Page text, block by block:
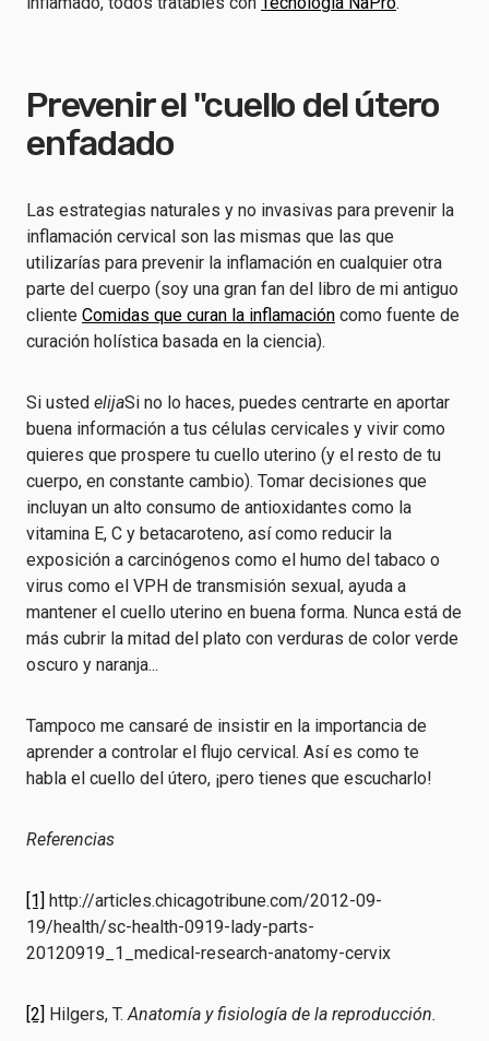
Prevenir el "cuello del útero
enfadado
Las estrategias naturales y no invasivas para prevenir la
inflamación cervical son las mismas que las que
utilizarías para prevenir la inflamación en cualquier otra
parte del cuerpo (soy una gran fan del libro de mi antiguo
cliente Comidas que curan la inflamación como fuente de
curación holística basada en la ciencia).
Si usted elijaSi no lo haces, puedes centrarte en aportar
buena información a tus células cervicales y vivir como
quieres que prospere tu cuello uterino (y el resto de tu
cuerpo, en constante cambio). Tomar decisiones que
incluyan un alto consumo de antioxidantes como la
vitamina E, C y betacaroteno, así como reducir la
exposición a carcinógenos como el humo del tabaco o
virus como el VPH de transmisión sexual, ayuda a
mantener el cuello uterino en buena forma. Nunca está de
más cubrir la mitad del plato con verduras de color verde
oscuro y naranja...
Tampoco me cansaré de insistir en la importancia de
aprender a controlar el flujo cervical. Así es como te
habla el cuello del útero, ¡pero tienes que escucharlo!
Referencias
[1]
http://articles.chicagotribune.com/2012-09-
19/health/sc-health-0919-lady-parts-
20120919_1_medical-research-anatomy-cervix
[2] Hilgers, T.Anatomía y fisiología de la reproducción.